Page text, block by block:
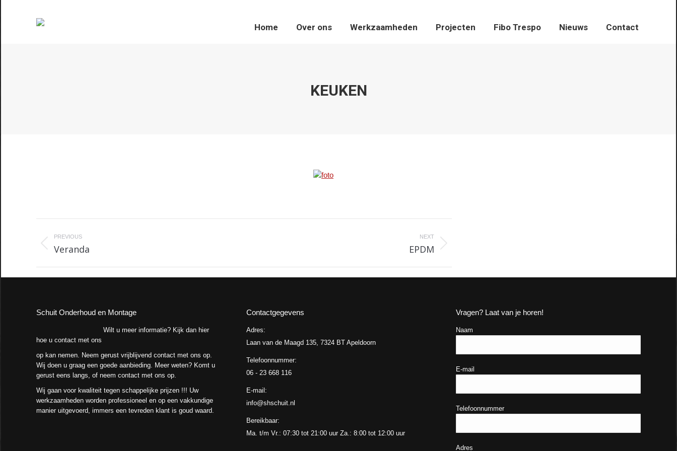
Home Over ons Werkzaamheden Projecten Fibo Trespo Nieuws Contact
KEUKEN
navigation
PREVIOUS
Previous
Veranda
NEXT
EPDM
Schuit Onderhoud en Montage
Wilt u meer informatie? Kijk dan hier
hoe u contact met ons
op kan nemen. Neem gerust vrijblijvend contact met ons op.
Wij doen u graag een goede aanbieding. Meer weten? Komt u
gerust eens langs, of neem contact met ons op.
Wij gaan voor kwaliteit tegen schappelijke prijzen !!! Uw
werkzaamheden worden professioneel en op een vakkundige
manier uitgevoerd, immers een tevreden klant is goud waard.
Contactgegevens
Adres:
Laan van de Maagd 135, 7324 BT Apeldoorn
Telefoonnummer:
06 - 23 668 116
E-mail:
info@shschuit.nl
Bereikbaar:
Ma. t/m Vr.: 07:30 tot 21:00 uur Za.: 8:00 tot 12:00 uur
Vragen? Laat van je horen!
Naam
E-mail
Telefoonnummer
Adres
Over ons Werkzaamheden Projecten Fibo Trespo Nieuws Contact